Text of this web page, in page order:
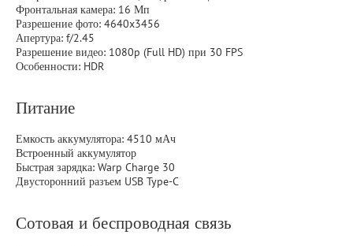
Фронтальная камера: 16 Мп
Разрешение фото: 4640x3456
Апертура: f/2.45
Разрешение видео: 1080p (Full HD) при 30 FPS
Особенности: HDR
Питание
Емкость аккумулятора: 4510 мАч
Встроенный аккумулятор
Быстрая зарядка: Warp Charge 30
Двусторонний разъем USB Type-C
Сотовая и беспроводная связь